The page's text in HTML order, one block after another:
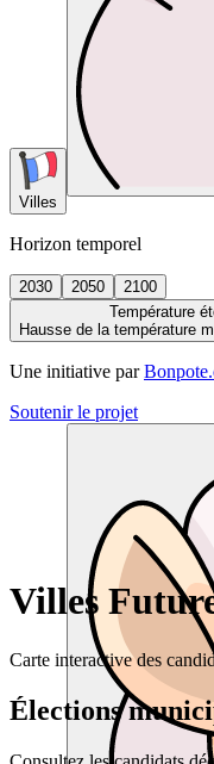
Villes
Horizon temporel
2030 2050
2100
Température
Hausse de la température
Une initiative par
Soutenir le projet
Villes
Carte interactive des
Élections